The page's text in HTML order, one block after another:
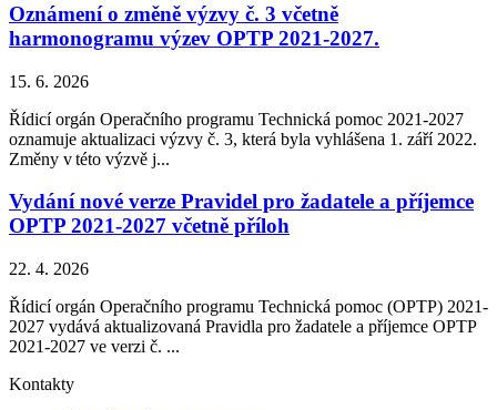
Oznámení o změně výzvy č. 3 včetně
harmonogramu výzev OPTP 2021-2027.
15. 6. 2026
Řídicí orgán Operačního programu Technická pomoc 2021-2027
oznamuje aktualizaci výzvy č. 3, která byla vyhlášena 1. září 2022.
Změny v této výzvě j...
Vydání nové verze Pravidel pro žadatele a příjemce
OPTP 2021-2027 včetně příloh
22. 4. 2026
Řídicí orgán Operačního programu Technická pomoc (OPTP) 2021-
2027 vydává aktualizovaná Pravidla pro žadatele a příjemce OPTP
2021-2027 ve verzi č. ...
Kontakty